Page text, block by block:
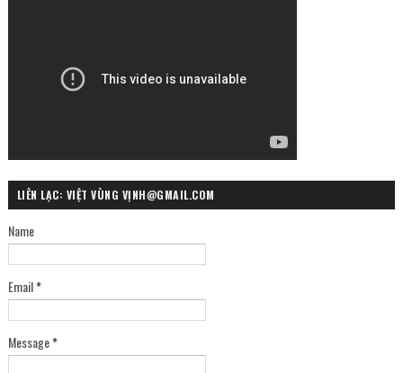
LIÊN LẠC: VIỆT VÙNG VỊNH@GMAIL.COM
Name
Email*
Message*